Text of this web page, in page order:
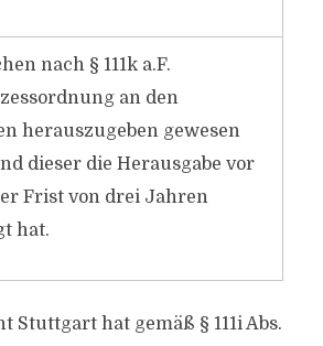
nach § 111k a.F.
an den
herauszugeben gewesen
dieser die Herausgabe vor
Frist von drei Jahren
hat.
Stuttgart hat gemäß § 111i Abs.